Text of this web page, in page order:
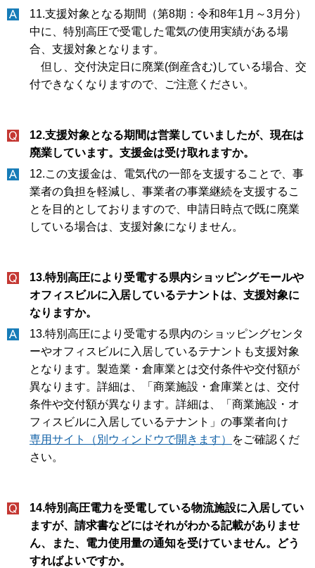
11.支援対象となる期間（第8期：令和8年1月～3月分）
中に、特別高圧で受電した電気の使用実績がある場
合、支援対象となります。
但し、交付決定日に廃業(倒産含む)している場合、交
付できなくなりますので、ご注意ください。
12.支援対象となる期間は営業していましたが、現在は
廃業しています。支援金は受け取れますか。
12.この支援金は、電気代の一部を支援することで、事
業者の負担を軽減し、事業者の事業継続を支援するこ
とを目的としておりますので、申請日時点で既に廃業
している場合は、支援対象になりません。
13.特別高圧により受電する県内ショッピングモールや
オフィスビルに入居しているテナントは、支援対象に
なりますか。
13.特別高圧により受電する県内のショッピングセンタ
ーやオフィスビルに入居しているテナントも支援対象
となります。製造業・倉庫業とは交付条件や交付額が
異なります。詳細は、「商業施設・倉庫業とは、交付
条件や交付額が異なります。詳細は、「商業施設・オ
フィスビルに入居しているテナント」の事業者向け
専用サイト（別ウィンドウで開きます）
をご確認くだ
さい。
14.特別高圧電力を受電している物流施設に入居してい
ますが、請求書などにはそれがわかる記載がありませ
ん、また、電力使用量の通知を受けていません。どう
すればよいですか。